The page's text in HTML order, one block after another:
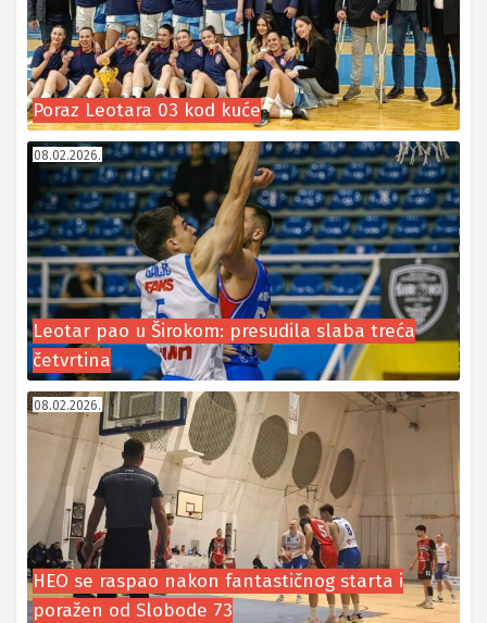
Poraz Leotara 03 kod kuće
08.02.2026.
Leotar pao u Širokom: presudila slaba treća
četvrtina
08.02.2026.
HEO se raspao nakon fantastičnog starta i
poražen od Slobode 73